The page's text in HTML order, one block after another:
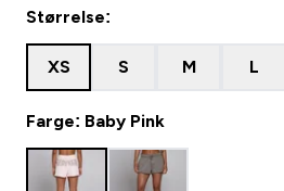
Størrelse:
XS S M L
Farge: Baby Pink